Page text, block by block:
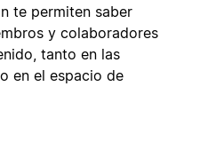
te permiten saber
y colaboradores
tanto en las
en el espacio de